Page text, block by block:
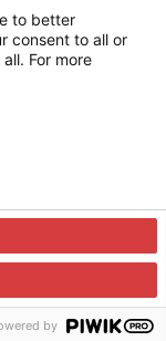
Screen
Interview
Decide
Improve
to better
consent to all or
For more
by